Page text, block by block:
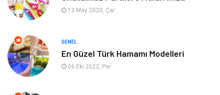
Tatil Finans & Ekonomi
Turizm
13 May 2020, Çar
GENEL
En Güzel Türk Hamamı Modelleri
06 Eki 2022, Per